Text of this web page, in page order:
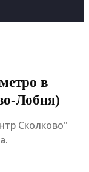
в
Лобня)
Сколково"